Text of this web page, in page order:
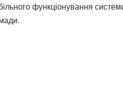
функціонування